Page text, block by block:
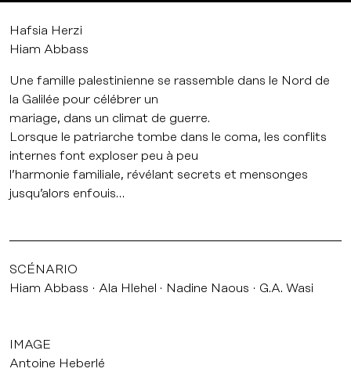
Hafsia Herzi
Hiam Abbass
Une famille palestinienne se rassemble dans le Nord de
la Galilée pour célébrer un
mariage, dans un climat de guerre.
Lorsque le patriarche tombe dans le coma, les conflits
internes font exploser peu à peu
l’harmonie familiale, révélant secrets et mensonges
jusqu’alors enfouis…
SCÉNARIO
Hiam Abbass
Ala Hlehel Nadine Naous G.A. Wasi
IMAGE
Antoine Heberlé